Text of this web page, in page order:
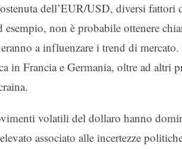
dell’EUR/USD, diversi fattori
non è probabile ottenere
a influenzare i trend di
in Francia e Germania, oltre ad altri
volatili del dollaro hanno
associato alle incertezze